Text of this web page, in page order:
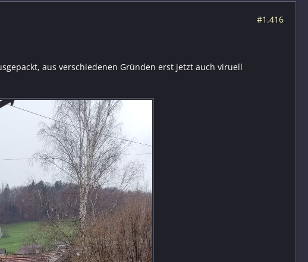
#1.416
aus verschiedenen Gründen erst jetzt auch viruell